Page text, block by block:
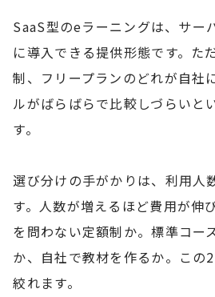
SaaS型のeラーニングは、サー
に導入できる提供形態です。た
制、フリープランのどれが自社
ルがばらばらで比較しづらいと
す。
選び分けの手がかりは、利用人
す。人数が増えるほど費用が伸
を問わない定額制か。標準コー
か、自社で教材を作るか。この
絞れます。